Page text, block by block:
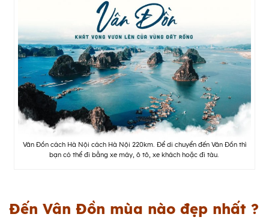
Vân Đồn cách Hà Nội cách Hà Nội 220km. Để di chuyển đến Vân Đồn thì
bạn có thể đi bằng xe máy, ô tô, xe khách hoặc đi tàu.
Đến Vân Đồn mùa nào đẹp nhất ?